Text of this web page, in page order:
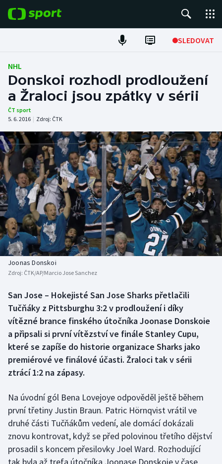
SLEDOVAT
Fotbal
Hokej
Tenis
Atletika
Cyklistika
DALŠÍ SPORTY
Americký fotbal
Baseball a softbal
Basketbal
Biatlon
Boby a skeleton
Box
Curling
Dostihy
Florbal
Futsal
Golf
NEPŘEHLÉDNĚTE
Soutěže
Historické návraty
Aplikace ČT sport
AZ kvíz
NHL
Donskoi rozhodl prodloužení
a Žraloci jsou zpátky v sérii
ČT sport
5. 6. 2016 | Zdroj: ČTK
Joonas Donskoi
Zdroj: ČTK/AP/Marcio Jose Sanchez
San Jose – Hokejisté San Jose Sharks přetlačili
Tučňáky z Pittsburghu 3:2 v prodloužení i díky
vítězné brance finského útočníka Joonase Donskoie
a připsali si první vítězství ve finále Stanley Cupu,
které se zapíše do historie organizace Sharks jako
premiérové ve finálové účasti. Žraloci tak v sérii
ztrácí 1:2 na zápasy.
Na úvodní gól Bena Lovejoye odpověděl ještě během
první třetiny Justin Braun. Patric Hörnqvist vrátil ve
druhé části Tučňákům vedení, ale domácí dokázali
znovu kontrovat, když se před polovinou třetího dějství
prosadil s koncem přesilovky Joel Ward. Rozhodující